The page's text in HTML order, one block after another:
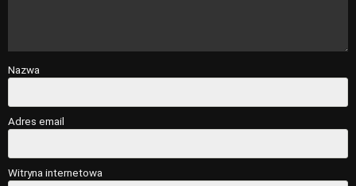
Nazwa
Adres email
Witryna internetowa